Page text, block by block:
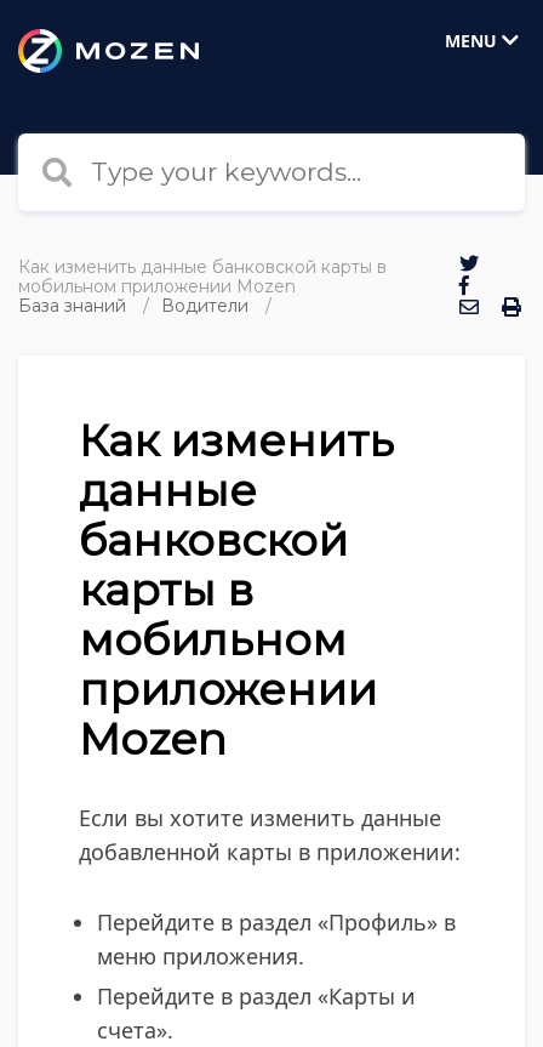
MENU
База знаний Водители
Как изменить данные банковской карты в
мобильном приложении Mozen
Как изменить
данные
банковской
карты в
мобильном
приложении
Mozen
Если вы хотите изменить данные
добавленной карты в приложении:
Перейдите в раздел «Профиль» в
меню приложения.
Перейдите в раздел «Карты и
счета».